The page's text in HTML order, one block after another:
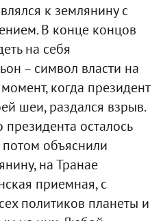
к землянину с
В конце концов
на себя
– символ власти на
когда президент
шеи, раздался взрыв.
осталось
объяснили
на Транае
приемная, с
политиков планеты и